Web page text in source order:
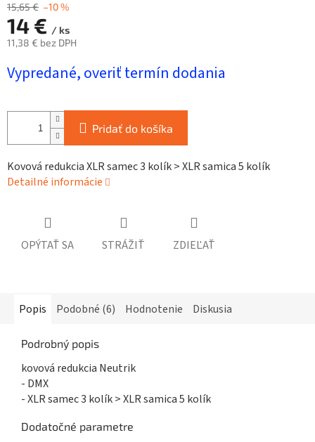
15,65 € –10 %
14 € / ks
11,38 € bez DPH
cena:
Vypredané, overiť termín dodania
Pridať do košíka
Kovová redukcia XLR samec 3 kolík > XLR samica 5 kolík
Detailné informácie
OPÝTAŤ SA STRÁŽIŤ ZDIEĽAŤ
Popis Podobné (6) Hodnotenie Diskusia
Podrobný popis
kovová redukcia Neutrik
- DMX
- XLR samec 3 kolík > XLR samica 5 kolík
Dodatočné parametre